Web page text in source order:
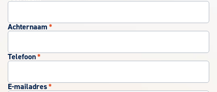
Achternaam *
Telefoon*
E-mailadres*